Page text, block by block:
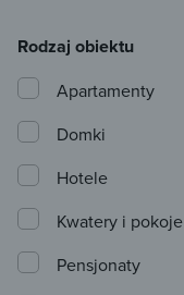
Rodzaj obiektu
Apartamenty
Domki
Hotele
Kwatery i pokoje
Pensjonaty